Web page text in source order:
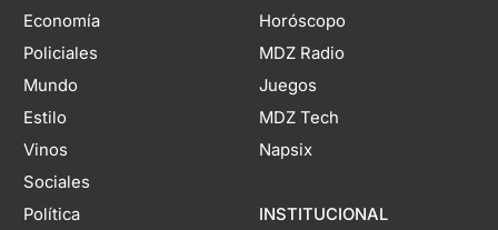
Economía
Policiales
Mundo
Estilo
Vinos
Sociales
Política
Horóscopo
MDZ Radio
Juegos
MDZ Tech
Napsix
INSTITUCIONAL